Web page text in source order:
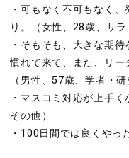
・可もなく不可もなく
り。（女性、28歳、サラ
・そもそも、大きな期
慣れて来て、また、リー
（男性、57歳、学者・研
・マスコミ対応が上手
その他）
・100日間では良くやっ